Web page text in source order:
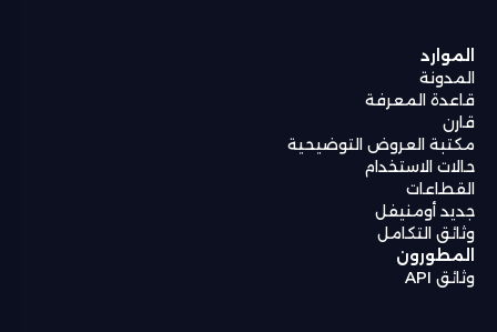
الموارد
المدونة
قاعدة المعرفة
قارن
مكتبة العروض التوضيحية
حالات الاستخدام
القطاعات
جديد أومنيفل
وثائق التكامل
المطورون
وثائق API